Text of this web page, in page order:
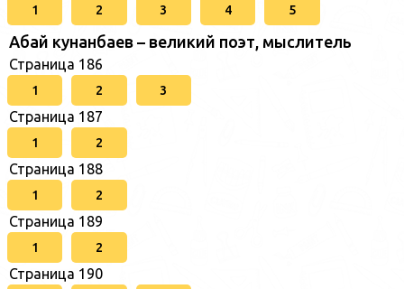
1 2 3 4 5
Абай кунанбаев – великий поэт, мыслитель
Страница 186
1 2 3
Страница 187
1 2
Страница 188
1 2
Страница 189
1 2
Страница 190